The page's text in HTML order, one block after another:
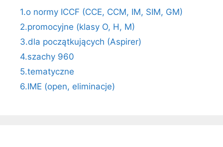
1.o normy ICCF (CCE, CCM, IM, SIM, GM)
2.promocyjne (klasy O, H, M)
3.dla początkujących (Aspirer)
4.szachy 960
5.tematyczne
6.IME (open, eliminacje)